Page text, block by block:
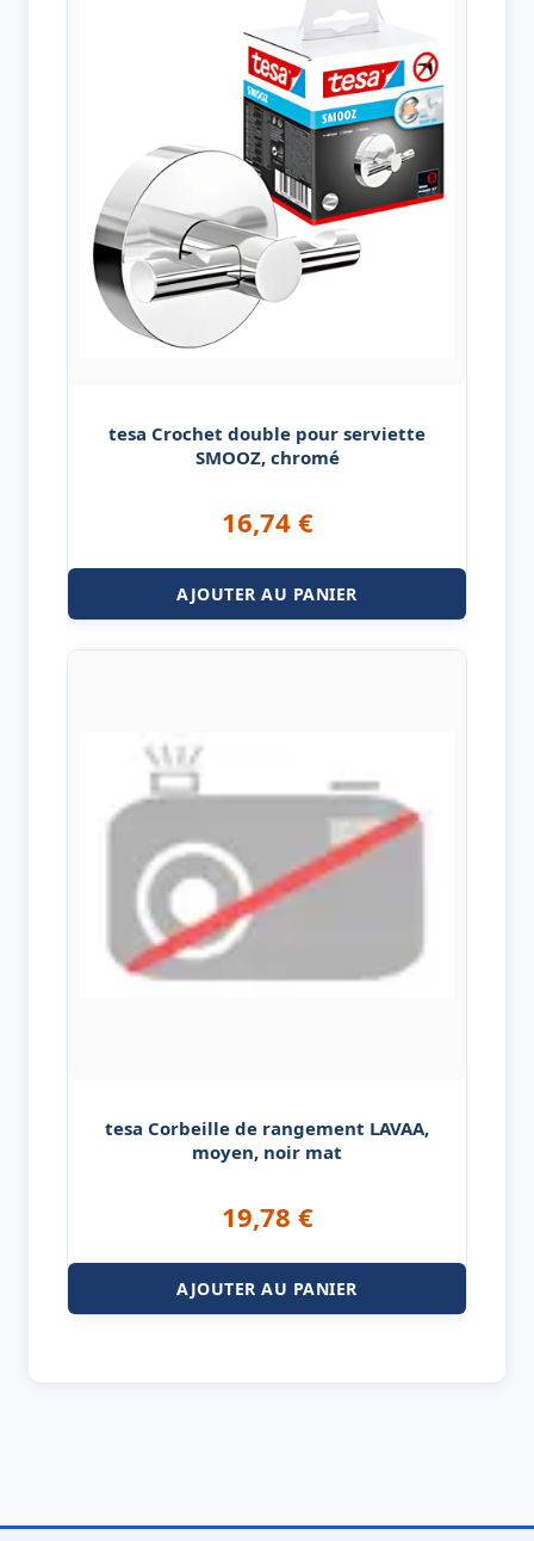
tesa Crochet double pour serviette
SMOOZ, chromé
16,74 €
AJOUTER AU PANIER
tesa Corbeille de rangement LAVAA,
moyen, noir mat
19,78 €
AJOUTER AU PANIER